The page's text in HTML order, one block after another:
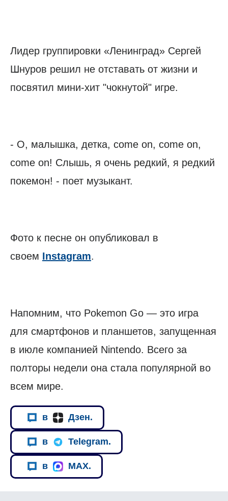
Лидер группировки «Ленинград» Сергей
Шнуров решил не отставать от жизни и
посвятил мини-хит "чокнутой" игре.
- О, малышка, детка, come on, come on,
come on! Слышь, я очень редкий, я редкий
покемон! - поет музыкант.
Фото к песне он опубликовал в
своем Instagram.
Напомним, что Pokemon Go — это игра
для смартфонов и планшетов, запущенная
в июле компанией Nintendo. Всего за
полторы недели она стала популярной во
всем мире.
в Дзен.
в Telegram.
в MAX.